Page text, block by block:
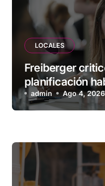
LOCALES
Freiberger
planificación
Municipio:
vecinos que
admin Ago 4, 2026